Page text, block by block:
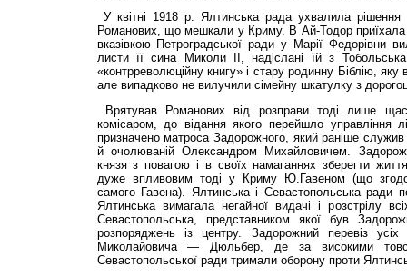
У квітні 1918 р. Ялтинська рада ухвалила рішення
Романових, що мешкали у Криму. В Ай-Тодор приїхала
вказівкою Петроградської ради у Марії Федорівни
листи її сина Миколи II, надіслані їй з
«контрреволюційну книгу» і стару родинну Біблію,
але випадково не вилучили сімейну шкатулку з
Врятував Романових від розправи тоді лише
комісаром, до відання якого перейшло управління
призначено матроса Задорожного, який раніше служив
й очолюваній Олександром Михайловичем.
князя з повагою і в своїх намаганнях зберегти
дуже впливовим тоді у Криму Ю.Гавеном (що
самого Гавена). Ялтинська і Севастопольська ради
Ялтинська вимагала негайної видачі і розстрілу
Севастопольська, представником якої був
розпоряджень із центру. Задорожний перевіз
Миколайовича — Дюльбер, де за високими
Севастопольської ради тримали оборону проти